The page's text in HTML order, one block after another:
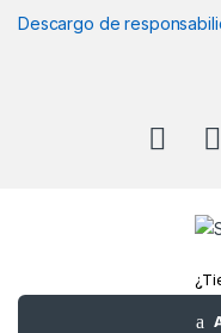
Descargo de